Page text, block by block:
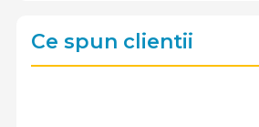
Ce spun clientii